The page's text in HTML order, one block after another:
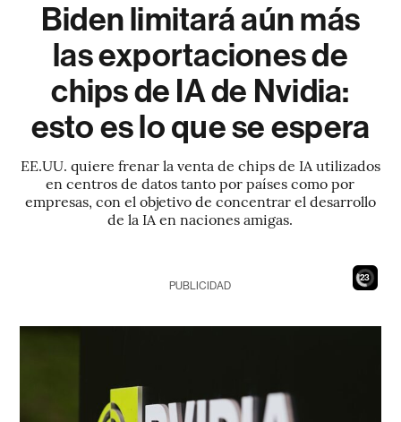
Biden limitará aún más
las exportaciones de
chips de IA de Nvidia:
esto es lo que se espera
EE.UU. quiere frenar la venta de chips de IA utilizados
en centros de datos tanto por países como por
empresas, con el objetivo de concentrar el desarrollo
de la IA en naciones amigas.
21
PUBLICIDAD